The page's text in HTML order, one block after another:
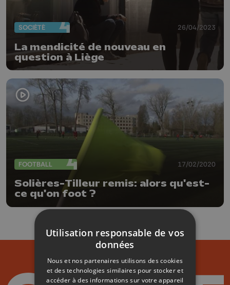
SOCIÉTÉ 26/04/2023
La mendicité de nouveau en
question à Liège
FOOTBALL 17/02/2020
Solières-Tilleur remis: alors qu'est-
ce qu'on foot ?
Utilisation responsable de vos
données
Nous et nos partenaires utilisons des cookies
et des technologies similaires pour stocker et
accéder à des informations sur votre appareil